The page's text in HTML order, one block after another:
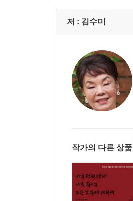
저 : 김수미
작가의 다른 상품